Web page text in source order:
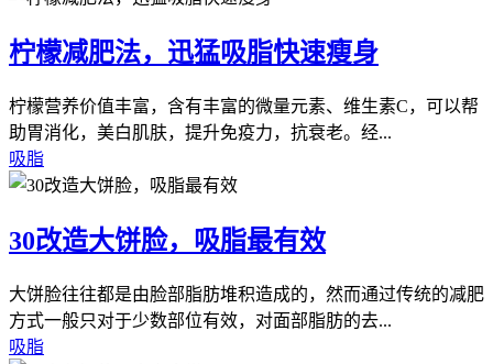
柠檬减肥法，迅猛吸脂快速瘦身
柠檬营养价值丰富，含有丰富的微量元素、维生素C，可以帮
助胃消化，美白肌肤，提升免疫力，抗衰老。经...
吸脂
30改造大饼脸，吸脂最有效
大饼脸往往都是由脸部脂肪堆积造成的，然而通过传统的减肥
方式一般只对于少数部位有效，对面部脂肪的去...
吸脂